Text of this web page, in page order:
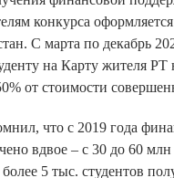
конкурса
С марта по декабрь
на Карту жителя РТ
от стоимости
что с 2019 года
вдвое – с 30 до 60
5 тыс. студентов